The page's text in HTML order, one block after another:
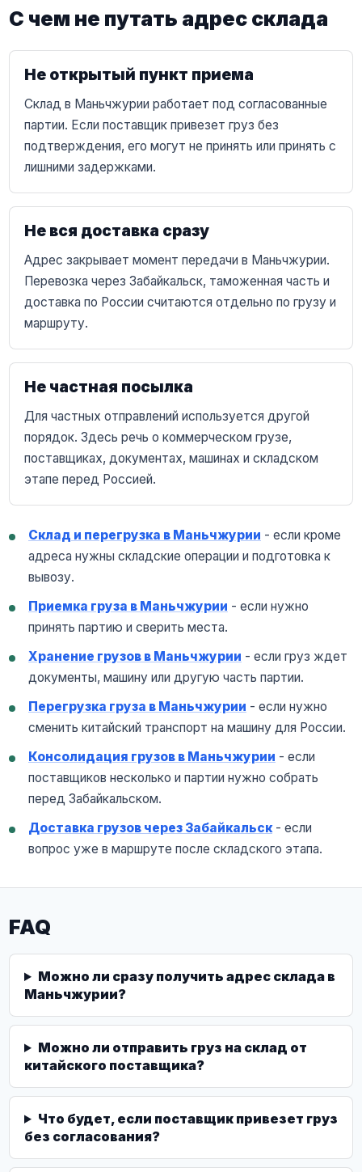
С чем не путать адрес склада
Не открытый пункт приема
Склад в Маньчжурии работает под согласованные
партии. Если поставщик привезет груз без
подтверждения, его могут не принять или принять с
лишними задержками.
Не вся доставка сразу
Адрес закрывает момент передачи в Маньчжурии.
Перевозка через Забайкальск, таможенная часть и
доставка по России считаются отдельно по грузу и
маршруту.
Не частная посылка
Для частных отправлений используется другой
порядок. Здесь речь о коммерческом грузе,
поставщиках, документах, машинах и складском
этапе перед Россией.
Склад и перегрузка в Маньчжурии - если кроме
адреса нужны складские операции и подготовка к
вывозу.
Приемка груза в Маньчжурии - если нужно
принять партию и сверить места.
Хранение грузов в Маньчжурии - если груз ждет
документы, машину или другую часть партии.
Перегрузка груза в Маньчжурии - если нужно
сменить китайский транспорт на машину для России.
Консолидация грузов в Маньчжурии - если
поставщиков несколько и партии нужно собрать
перед Забайкальском.
Доставка грузов через Забайкальск- если
вопрос уже в маршруте после складского этапа.
FAQ
Можно ли сразу получить адрес склада в
Маньчжурии?
Можно ли отправить груз на склад от
китайского поставщика?
Что будет, если поставщик привезет груз
без согласования?